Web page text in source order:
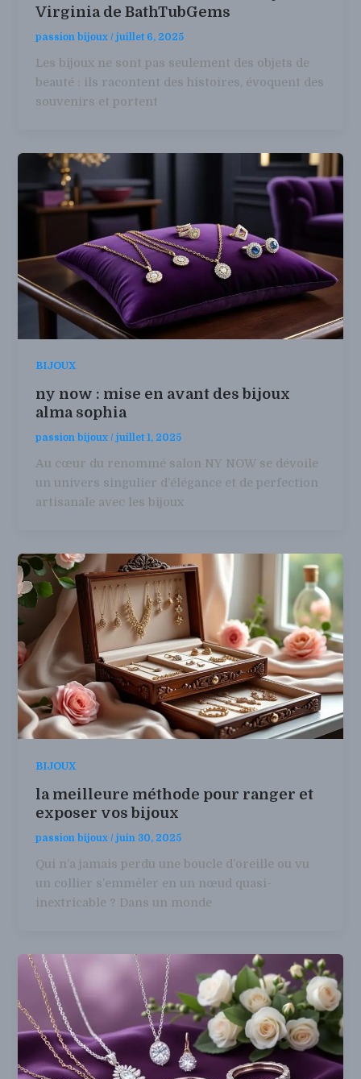
Virginia de BathTubGems
passion bijoux/juillet 6, 2025
Les bijoux ne sont pas seulement des objets de
beauté : ils racontent des histoires, évoquent des
souvenirs et portent
BIJOUX
ny now : mise en avant des bijoux
alma sophia
passion bijoux/juillet 1, 2025
Au cœur du renommé salon NY NOW se dévoile
un univers singulier d’élégance et de perfection
artisanale avec les bijoux
BIJOUX
la meilleure méthode pour ranger et
exposer vos bijoux
passion bijoux/juin 30, 2025
Qui n’a jamais perdu une boucle d’oreille ou vu
un collier s’emmêler en un nœud quasi-
inextricable ? Dans un monde